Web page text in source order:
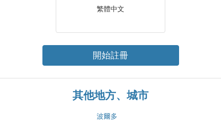
繁體中文
開始註冊
其他地方、城市
波爾多